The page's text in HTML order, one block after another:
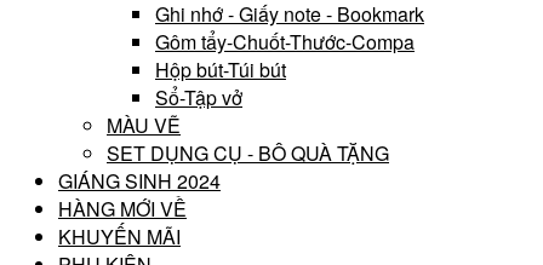
Ghi nhớ - Giấy note - Bookmark
Gôm tẩy-Chuốt-Thước-Compa
Hộp bút-Túi bút
Sổ-Tập vở
MÀU VẼ
SET DỤNG CỤ - BÔ QUÀ TẶNG
GIÁNG SINH 2024
HÀNG MỚI VỀ
KHUYẾN MÃI